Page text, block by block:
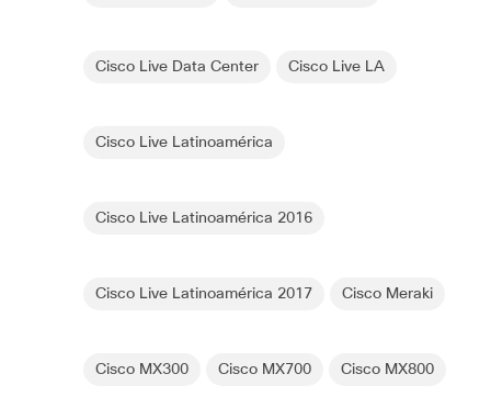
Cisco Live Data Center Cisco Live LA
Cisco Live Latinoamérica
Cisco Live Latinoamérica 2016
Cisco Live Latinoamérica 2017 Cisco Meraki
Cisco MX300 Cisco MX700 Cisco MX800